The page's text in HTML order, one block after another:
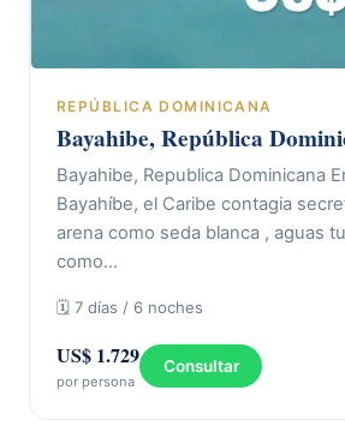
REPÚBLICA DOMINICANA
Bayahibe, República
Bayahibe, Republica Dominicana
Bayahíbe, el Caribe contagia
arena como seda blanca , aguas
como…
🗓 7 días / 6 noches
US$ 1.729
por persona
Consultar